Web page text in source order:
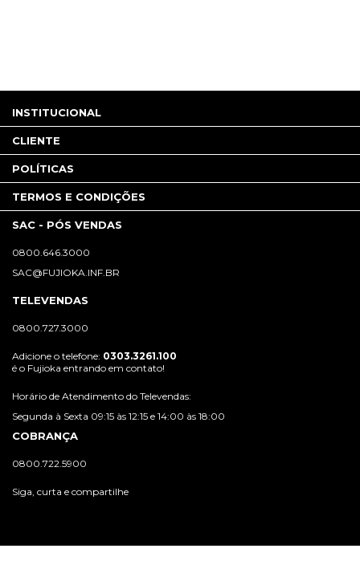
INSTITUCIONAL
CLIENTE
POLÍTICAS
TERMOS E CONDIÇÕES
SAC - PÓS VENDAS
0800.646.3000
SAC@FUJIOKA.INF.BR
TELEVENDAS
0800.727.3000
Adicione o telefone: 0303.3261.100
é o Fujioka entrando em contato!
Horário de Atendimento do Televendas:
Segunda à Sexta 09:15 às 12:15 e 14:00 às 18:00
COBRANÇA
0800.722.5900
Siga, curta e compartilhe